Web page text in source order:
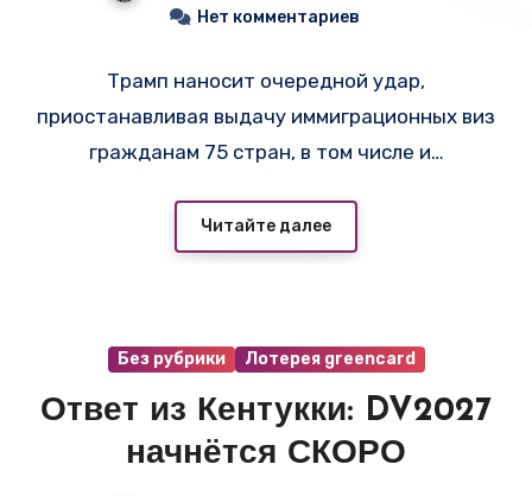
Нет комментариев
Трамп наносит очередной удар,
приостанавливая выдачу иммиграционных виз
гражданам 75 стран, в том числе и…
Читайте далее
Без рубрики Лотерея greencard
Ответ из Кентукки: DV2027
начнётся СКОРО